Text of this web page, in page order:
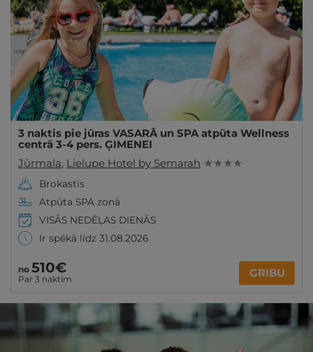
3 naktis pie jūras VASARĀ un SPA atpūta Wellness
centrā 3-4 pers. ĢIMENEI
Jūrmala, Lielupe Hotel by Semarah ★ ★ ★ ★
Brokastis
Atpūta SPA zonā
VISĀS NEDĒĻAS DIENĀS
Ir spēkā līdz 31.08.2026
no 510€
Par 3 naktīm GRIBU